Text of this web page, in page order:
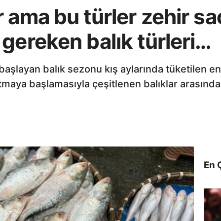
bu türler zehir
balık türleri…
balık sezonu kış aylarında tüketilen
başlamasıyla çeşitlenen balıklar
En